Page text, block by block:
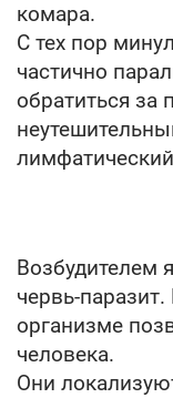
комара.
С тех пор
частично
обратиться
Возбудителем
червь-
организме
человека.
Они